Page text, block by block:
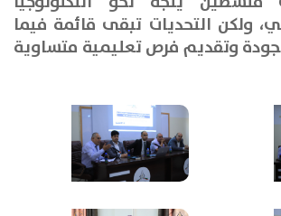
ولكن التحديات تبقى قائمة فيما
وتقديم فرص تعليمية متساوية